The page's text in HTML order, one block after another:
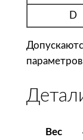
к
а
е
D
Вес